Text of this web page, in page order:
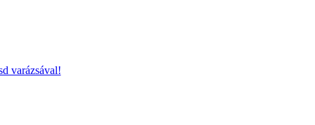
varázsával!